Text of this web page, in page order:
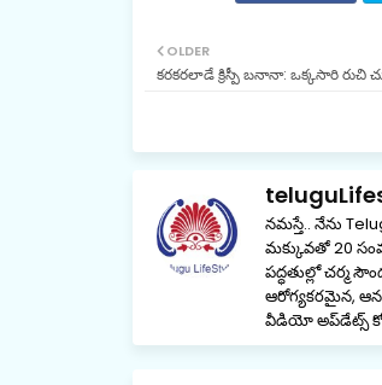
OLDER
కరకరలాడే క్రిస్పీ బనానా: ఒక్కసారి రుచి
నమస్తే.. నేను
మక్కువతో 20
పద్ధతుల్లో చర్మ
ఆరోగ్యకరమైన,
వీడియో అప్‌డేట్స్